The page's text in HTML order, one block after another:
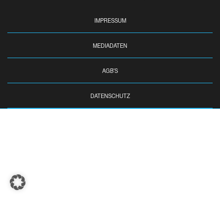
IMPRESSUM
MEDIADATEN
AGB’S
DATENSCHUTZ